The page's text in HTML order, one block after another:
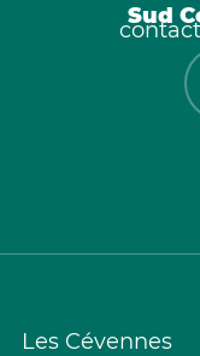
Sud
Les Cévennes